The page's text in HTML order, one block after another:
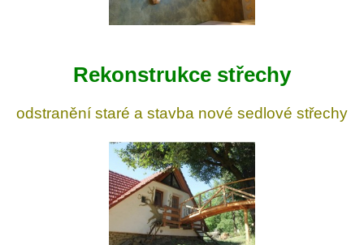
Rekonstrukce střechy
odstranění staré a stavba nové sedlové střechy